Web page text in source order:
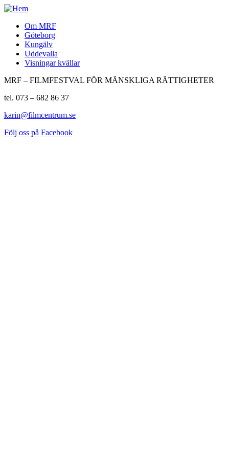
Om MRF
Göteborg
Kungälv
Uddevalla
Visningar kvällar
MRF – FILMFESTVAL FÖR MÄNSKLIGA RÄTTIGHETER
tel. 073 – 682 86 37
karin@filmcentrum.se
Följ oss på Facebook